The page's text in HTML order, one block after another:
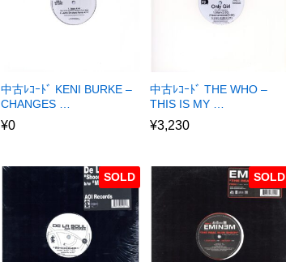
中古ﾚｺｰﾄﾞ KENI BURKE –
CHANGES …
¥0
中古ﾚｺｰﾄﾞ THE WHO –
THIS IS MY …
¥3,230
SOLD SOLD